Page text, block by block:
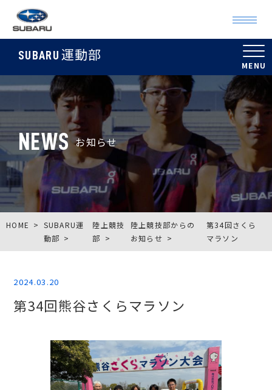
SUBARU 運動部
NEWS お知らせ
HOME
SUBARU運
動部
陸上競技
部
陸上競技部からの
お知らせ
第34回さくら
マラソン
2024.03.20
第34回熊谷さくらマラソン